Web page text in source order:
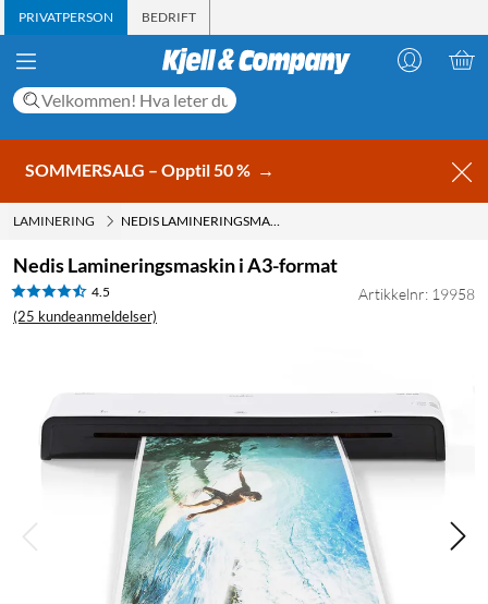
PRIVATPERSON BEDRIFT
SOMMERSALG – Opptil 50 % →
LAMINERING NEDIS LAMINERINGSMASKIN I A3-FORMAT
Nedis Lamineringsmaskin i A3-format
4.5
(25 kundeanmeldelser)
Artikkelnr: 19958